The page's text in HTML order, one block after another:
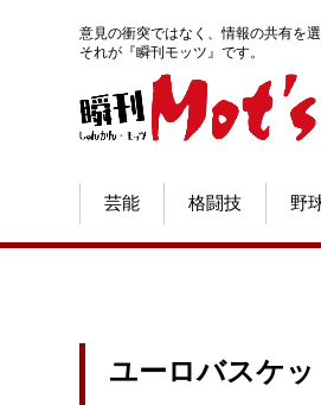
意見の衝突ではなく、情報の共有を選
それが『瞬刊モッツ』です。
芸能 格闘技 野
ユーロバスケ